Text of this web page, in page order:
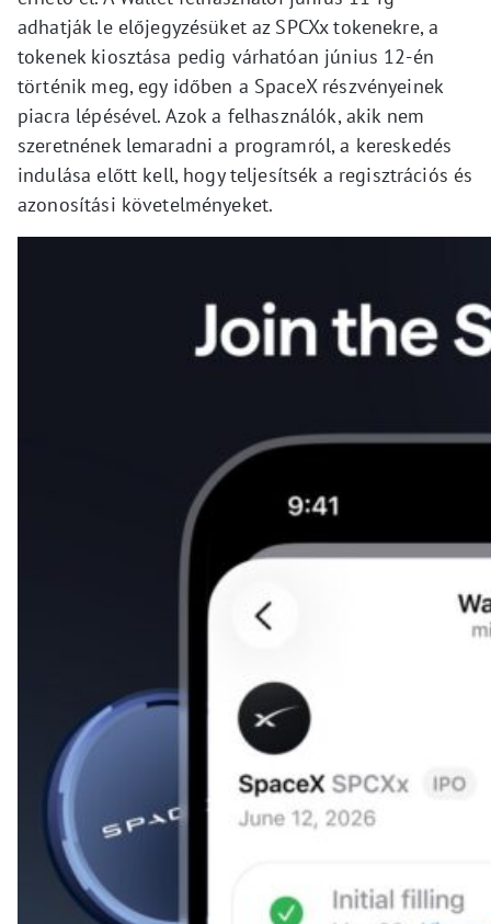
adhatják le előjegyzésüket az SPCXx tokenekre, a
tokenek kiosztása pedig várhatóan június 12-én
történik meg, egy időben a SpaceX részvényeinek
piacra lépésével. Azok a felhasználók, akik nem
szeretnének lemaradni a programról, a kereskedés
indulása előtt kell, hogy teljesítsék a regisztrációs és
azonosítási követelményeket.